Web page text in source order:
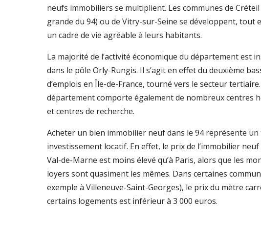
neufs immobiliers se multiplient. Les communes de
grande du 94) ou de Vitry-sur-Seine se développent, tout
un cadre de vie agréable à leurs habitants.
La majorité de l’activité économique du département est
dans le pôle Orly-Rungis. Il s’agit en effet du deuxième
d’emplois en Île-de-France, tourné vers le secteur
département comporte également de nombreux centres
et centres de recherche.
Acheter un bien immobilier neuf dans le 94 représente
investissement locatif. En effet, le prix de l’immobilier neuf
Val-de-Marne est moins élevé qu’à Paris, alors que les
loyers sont quasiment les mêmes. Dans certaines
exemple à Villeneuve-Saint-Georges), le prix du mètre
certains logements est inférieur à 3 000 euros.